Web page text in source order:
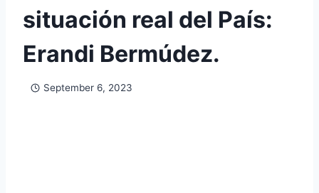
situación real del País:
Erandi Bermúdez.
September 6, 2023